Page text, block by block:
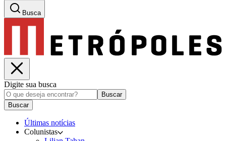
Busca
Digite sua busca
Buscar
Buscar
Últimas notícias
Colunistas